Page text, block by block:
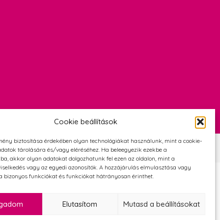
Cookie beállítások
biztosítása érdekében olyan technológiákat használunk, mint a cookie-
tárolására és/vagy eléréséhez. Ha beleegyezik ezekbe a
akkor olyan adatokat dolgozhatunk fel ezen az oldalon, mint a
vagy az egyedi azonosítók. A hozzájárulás elmulasztása vagy
bizonyos funkciókat és funkciókat hátrányosan érinthet.
Elutasítom Mutasd a beállításokat
FeltételekAdatvédelmi és cookie tájékoztató